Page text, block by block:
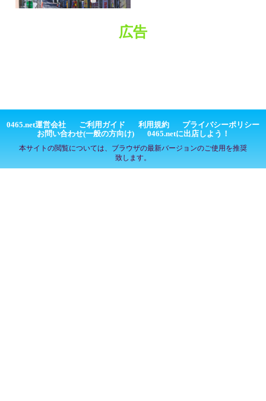
広告
0465.net運営会社 ご利用ガイド 利用規約
プライバシーポリシー
お問い合わせ(一般の方向け)
0465.netに出店しよう！
本サイトの閲覧については、ブラウザの最新バージョンのご使用を推奨
致します。